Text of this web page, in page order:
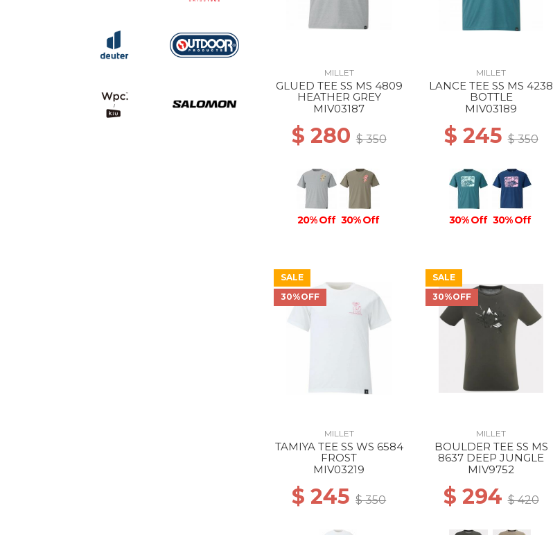
MILLET
GLUED TEE SS MS 4809
HEATHER GREY
MIV03187
$ 280$ 350
20% Off 30% Off
MILLET
LANCE TEE SS MS 4238
BOTTLE
MIV03189
$ 245$ 350
30% Off 30% Off
SALE
30%OFF
MILLET
TAMIYA TEE SS WS 6584
FROST
MIV03219
$ 245$ 350
SALE
30%OFF
MILLET
BOULDER TEE SS MS
8637 DEEP JUNGLE
MIV9752
$ 294$ 420